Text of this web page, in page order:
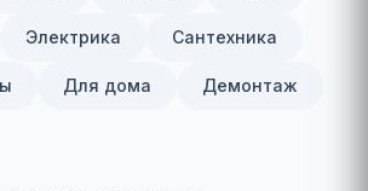
Электрика Сантехника
Для дома Демонтаж